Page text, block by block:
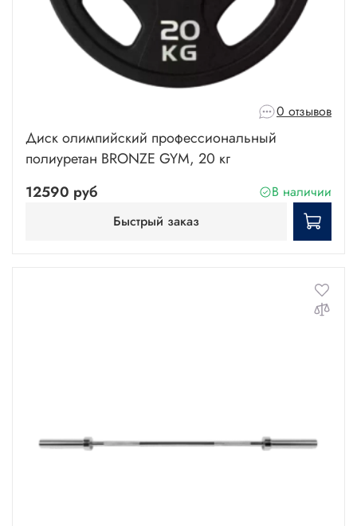
0 отзывов
Диск олимпийский профессиональный
полиуретан BRONZE GYM, 20 кг
12590 руб
В наличии
Быстрый заказ